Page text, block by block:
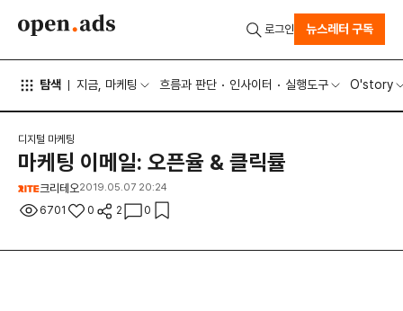
탐색 지금, 마케팅 흐름과 판단 인사이터 실행도구 O'story
로그인 뉴스레터 구독
디지털 마케팅
마케팅 이메일: 오픈율 & 클릭률
크리테오2019.05.07 20:24
6701 0 2 0